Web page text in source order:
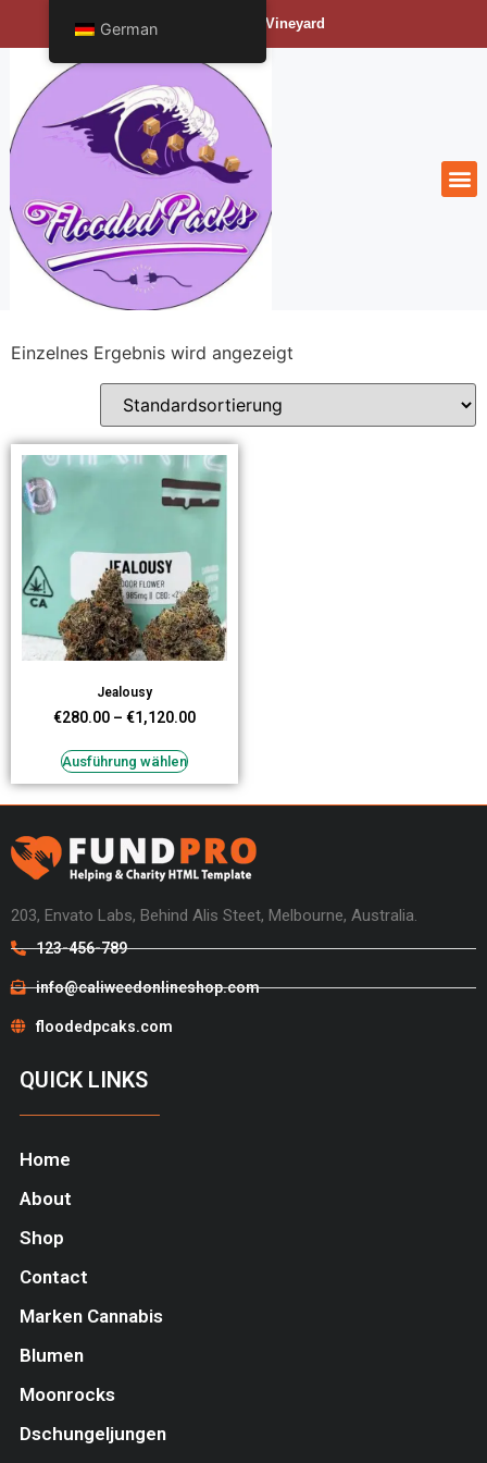
Bengals Vineyard
Einzelnes Ergebnis wird angezeigt
Jealousy
€280.00 – €1,120.00
Ausführung wählen
203, Envato Labs, Behind Alis Steet, Melbourne, Australia.
123-456-789
info@caliweedonlineshop.com
floodedpcaks.com
QUICK LINKS
Home
About
Shop
Contact
Marken Cannabis
Blumen
Moonrocks
Dschungeljungen
German